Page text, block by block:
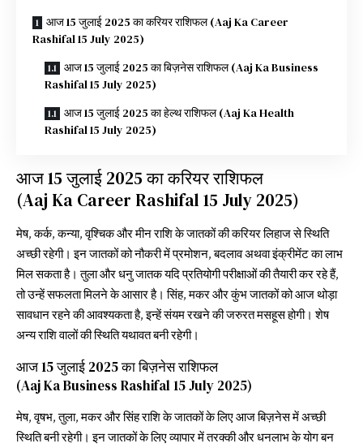
आज 15 जुलाई 2025 का करियर राशिफल (Aaj Ka Career
Rashifal 15 July 2025)
आज 15 जुलाई 2025 का बिज़नेस राशिफल (Aaj Ka Business
Rashifal 15 July 2025)
आज 15 जुलाई 2025 का हेल्थ राशिफल (Aaj Ka Health
Rashifal 15 July 2025)
आज 15 जुलाई 2025 का करियर राशिफल
(Aaj Ka Career Rashifal 15 July 2025)
मेष, कर्क, कन्या, वृश्चिक और मीन राशि के जातकों की करियर लिहाज से स्थिति
अच्छी रहेगी। इन जातकों को नौकरी में प्रमोशन, बदलाव अथवा इंक्रीमेंट का लाभ
मिल सकता है। तुला और धनु जातक यदि प्रतियोगी परीक्षाओं की तैयारी कर रहे हैं,
तो उन्हें सफलता मिलने के आसार है। सिंह, मकर और कुंभ जातकों को आज थोड़ा
सावधान रहने की आवश्यकता है, इन्हें संयम रखने की जरुरत मसहूस होगी। शेष
अन्य राशि वालों की स्थिति यथावत बनी रहेगी।
आज 15 जुलाई 2025 का बिज़नेस राशिफल
(Aaj Ka Business Rashifal 15 July 2025)
मेष, वृषभ, तुला, मकर और सिंह राशि के जातकों के लिए आज बिज़नेस में अच्छी
स्थिति बनी रहेगी। इन जातकों के लिए व्यापार में तरक्की और धनलाभ के योग बन